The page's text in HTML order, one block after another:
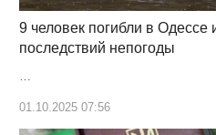
9 человек погибли в Одессе
последствий непогоды
…
01.10.2025 07:56